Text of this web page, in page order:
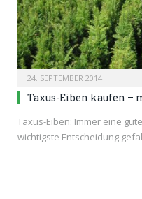
24. SEPTEMBER 2014
Taxus-Eiben kaufen –
Taxus-Eiben: Immer eine
wichtigste Entscheidung